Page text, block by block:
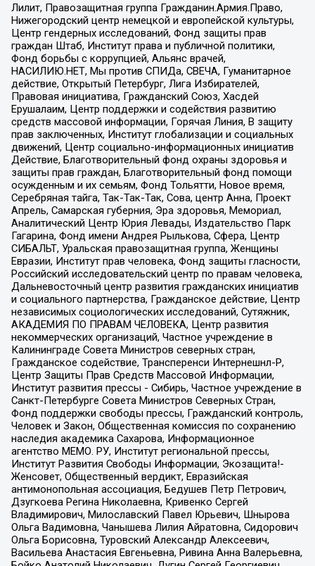
Лилит, Правозащитная группа Гражданин.Армия.Право,
Нижегородский центр немецкой и европейской культуры,
Центр гендерных исследований, Фонд защиты прав
граждан Штаб, Институт права и публичной политики,
Фонд борьбы с коррупцией, Альянс врачей,
НАСИЛИЮ.НЕТ, Мы против СПИДа, СВЕЧА, Гуманитарное
действие, Открытый Петербург, Лига Избирателей,
Правовая инициатива, Гражданский Союз, Хасдей
Ерушалаим, Центр поддержки и содействия развитию
средств массовой информации, Горячая Линия, В защиту
прав заключенных, Институт глобализации и социальных
движений, Центр социально-информационных инициатив
Действие, Благотворительный фонд охраны здоровья и
защиты прав граждан, Благотворительный фонд помощи
осужденным и их семьям, Фонд Тольятти, Новое время,
Серебряная тайга, Так-Так-Так, Сова, центр Анна, Проект
Апрель, Самарская губерния, Эра здоровья, Мемориал,
Аналитический Центр Юрия Левады, Издательство Парк
Гагарина, Фонд имени Андрея Рылькова, Сфера, Центр
СИБАЛЬТ, Уральская правозащитная группа, Женщины
Евразии, Институт прав человека, Фонд защиты гласности,
Российский исследовательский центр по правам человека,
Дальневосточный центр развития гражданских инициатив
и социального партнерства, Гражданское действие, Центр
независимых социологических исследований, Сутяжник,
АКАДЕМИЯ ПО ПРАВАМ ЧЕЛОВЕКА, Центр развития
некоммерческих организаций, Частное учреждение в
Калининграде Совета Министров северных стран,
Гражданское содействие, Трансперенси Интернешнл-Р,
Центр Защиты Прав Средств Массовой Информации,
Институт развития прессы - Сибирь, Частное учреждение в
Санкт-Петербурге Совета Министров Северных Стран,
Фонд поддержки свободы прессы, Гражданский контроль,
Человек и Закон, Общественная комиссия по сохранению
наследия академика Сахарова, Информационное
агентство МЕМО. РУ, Институт региональной прессы,
Институт Развития Свободы Информации, Экозащита!-
Женсовет, Общественный вердикт, Евразийская
антимонопольная ассоциация, Бедушев Петр Петрович,
Дзугкоева Регина Николаевна, Кривенко Сергей
Владимирович, Милославский Павел Юрьевич, Шнырова
Ольга Вадимовна, Чанышева Лилия Айратовна, Сидорович
Ольга Борисовна, Туровский Александр Алексеевич,
Васильева Анастасия Евгеньевна, Ривина Анна Валерьевна,